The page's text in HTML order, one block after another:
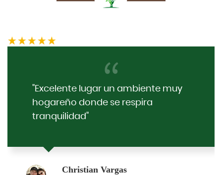
Excelente lugar un ambiente muy
hogareño donde se respira
tranquilidad
Christian Vargas